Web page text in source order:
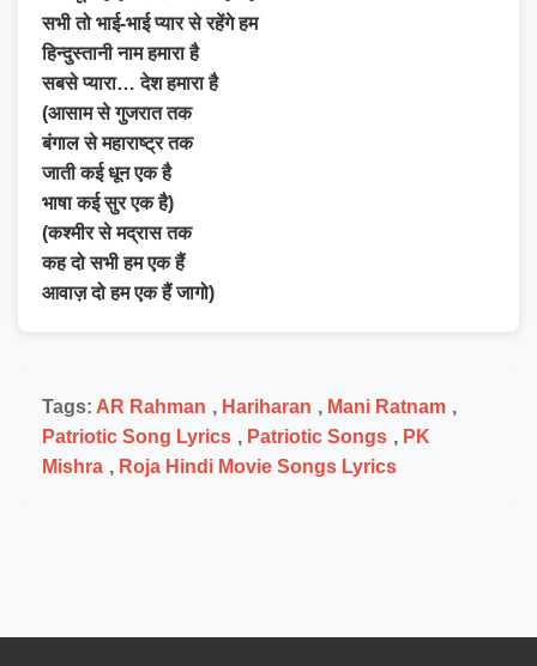
सभी तो भाई-भाई प्यार से रहेंगे हम
हिन्दुस्तानी नाम हमारा है
सबसे प्यारा… देश हमारा है
(आसाम से गुजरात तक
बंगाल से महाराष्ट्र तक
जाती कई धून एक है
भाषा कई सुर एक है)
(कश्मीर से मद्रास तक
कह दो सभी हम एक हैं
आवाज़ दो हम एक हैं जागो)
Tags: AR Rahman , Hariharan , Mani Ratnam ,
Patriotic Song Lyrics , Patriotic Songs , PK
Mishra , Roja Hindi Movie Songs Lyrics